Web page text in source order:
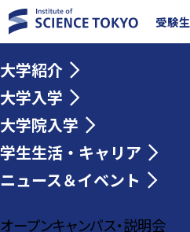
受験生
大学紹介
大学入学
大学院入学
学生生活・キャリア
ニュース＆イベント
オープンキャンパス・説明会